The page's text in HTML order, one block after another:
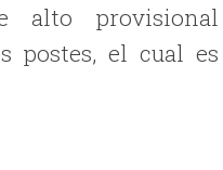
alto provisional
postes, el cual es